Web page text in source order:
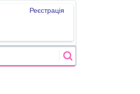
Реєстрація